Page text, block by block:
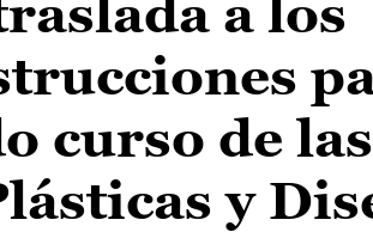
a los
curso de las
y